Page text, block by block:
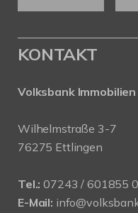
KONTAKT
Volksbank Immobilien
Wilhelmstraße 3-7
76275 Ettlingen
Tel.: 07243 / 601855 0
E-Mail: